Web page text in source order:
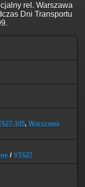
rel. Warszawa
Dni Transportu
105, Warszawa
/ VT627